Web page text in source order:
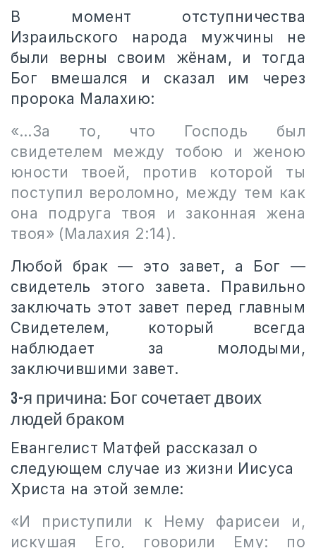
В момент отступничества
Израильского народа мужчины не
были верны своим жёнам, и тогда
Бог вмешался и сказал им через
пророка Малахию:
«…За то, что Господь был
свидетелем между тобою и женою
юности твоей, против которой ты
поступил вероломно, между тем как
она подруга твоя и законная жена
твоя» (Малахия 2:14).
Любой брак — это завет, а Бог —
свидетель этого завета. Правильно
заключать этот завет перед главным
Свидетелем, который всегда
наблюдает за молодыми,
заключившими завет.
3-я причина: Бог сочетает двоих
людей браком
Евангелист Матфей рассказал о
следующем случае из жизни Иисуса
Христа на этой земле:
«И приступили к Нему фарисеи и,
искушая Его, говорили Ему: по